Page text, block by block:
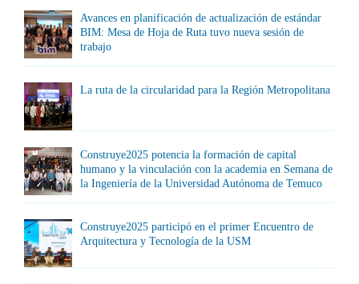
Avances en planificación de actualización de estándar
BIM: Mesa de Hoja de Ruta tuvo nueva sesión de
trabajo
La ruta de la circularidad para la Región Metropolitana
Construye2025 potencia la formación de capital
humano y la vinculación con la academia en Semana de
la Ingeniería de la Universidad Autónoma de Temuco
Construye2025 participó en el primer Encuentro de
Arquitectura y Tecnología de la USM